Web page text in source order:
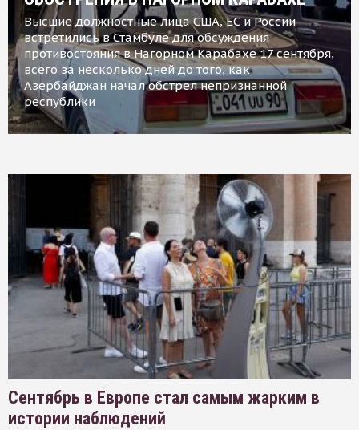
Высшие должностные лица США, ЕС и России
встретились в Стамбуле для обсуждения
противостояния в Нагорном Карабахе 17 сентября,
всего за несколько дней до того, как
Азербайджан начал обстрел непризнанной
республики
Сентябрь в Европе стал самым жарким в
истории наблюдений